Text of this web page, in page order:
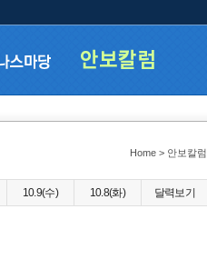
Home > 안보칼럼
10.9(수) 10.8(화) 달력보기